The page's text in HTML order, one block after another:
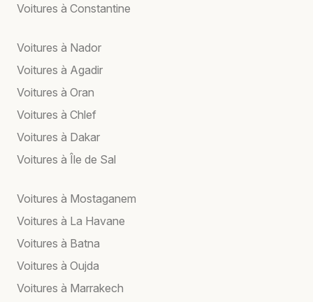
Voitures à Constantine
Voitures à Nador
Voitures à Agadir
Voitures à Oran
Voitures à Chlef
Voitures à Dakar
Voitures à Île de Sal
Voitures à Mostaganem
Voitures à La Havane
Voitures à Batna
Voitures à Oujda
Voitures à Marrakech